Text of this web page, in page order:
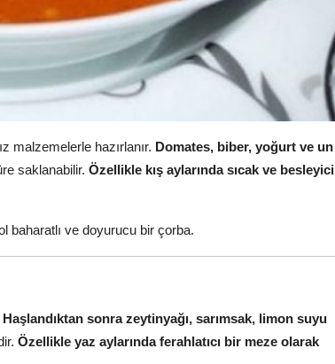
malzemelerle hazırlanır. Domates, biber, yoğurt ve un
saklanabilir. Özellikle kış aylarında sıcak ve besleyici
baharatlı ve doyurucu bir çorba.
Haşlandıktan sonra zeytinyağı, sarımsak, limon suyu
Özellikle yaz aylarında ferahlatıcı bir meze olarak